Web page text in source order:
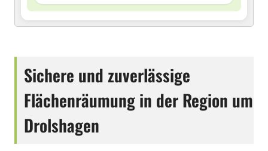
Sichere und zuverlässige
Flächenräumung in der Region um
Drolshagen